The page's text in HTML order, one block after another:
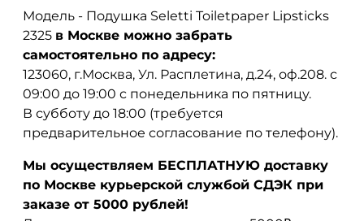
Модель - Подушка Seletti Toiletpaper Lipsticks
2325 в Москве можно забрать
самостоятельно по адресу:
123060, г.Москва, Ул. Расплетина, д.24, оф.208. с
09:00 до 19:00 с понедельника по пятницу.
В субботу до 18:00 (требуется
предварительное согласование по телефону).
Мы осуществляем БЕСПЛАТНУЮ доставку
по Москве курьерской службой СДЭК при
заказе от 5000 рублей!